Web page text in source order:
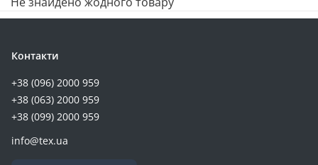
Контакти
+38 (096) 2000 959
+38 (063) 2000 959
+38 (099) 2000 959
info@tex.ua